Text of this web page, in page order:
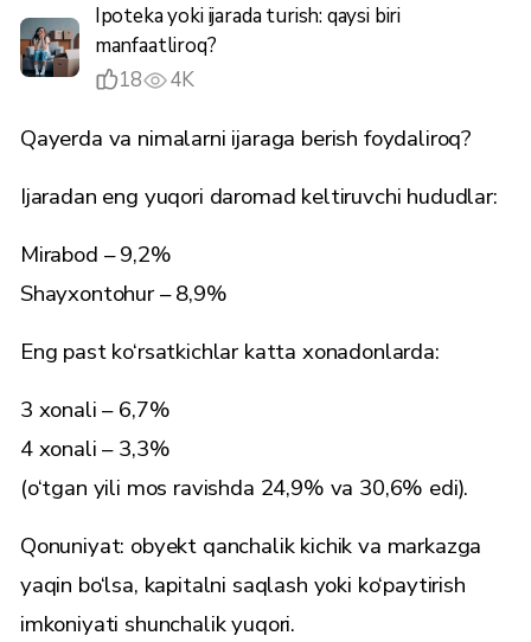
Ipoteka yoki ijarada turish: qaysi biri
manfaatliroq?
18
4K
Qayerda va nimalarni ijaraga berish foydaliroq?
Ijaradan eng yuqori daromad keltiruvchi hududlar:
Mirabod – 9,2%
Shayxontohur – 8,9%
Eng past ko‘rsatkichlar katta xonadonlarda:
3 xonali – 6,7%
4 xonali – 3,3%
(o‘tgan yili mos ravishda 24,9% va 30,6% edi).
Qonuniyat: obyekt qanchalik kichik va markazga
yaqin bo‘lsa, kapitalni saqlash yoki ko‘paytirish
imkoniyati shunchalik yuqori.